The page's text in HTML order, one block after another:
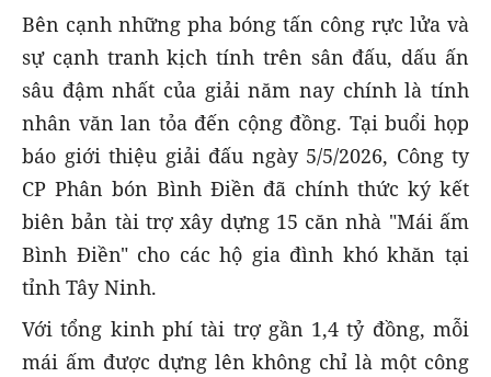
Bên cạnh những pha bóng tấn công rực lửa và
sự cạnh tranh kịch tính trên sân đấu, dấu ấn
sâu đậm nhất của giải năm nay chính là tính
nhân văn lan tỏa đến cộng đồng. Tại buổi họp
báo giới thiệu giải đấu ngày 5/5/2026, Công ty
CP Phân bón Bình Điền đã chính thức ký kết
biên bản tài trợ xây dựng 15 căn nhà "Mái ấm
Bình Điền" cho các hộ gia đình khó khăn tại
tỉnh Tây Ninh.
Với tổng kinh phí tài trợ gần 1,4 tỷ đồng, mỗi
mái ấm được dựng lên không chỉ là một công